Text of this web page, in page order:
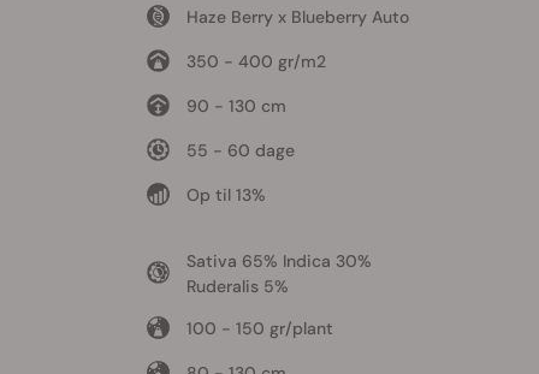
Haze Berry x Blueberry Auto
350 - 400 gr/m2
90 - 130 cm
55 - 60 dage
Op til 13%
Sativa 65% Indica 30%
Ruderalis 5%
100 - 150 gr/plant